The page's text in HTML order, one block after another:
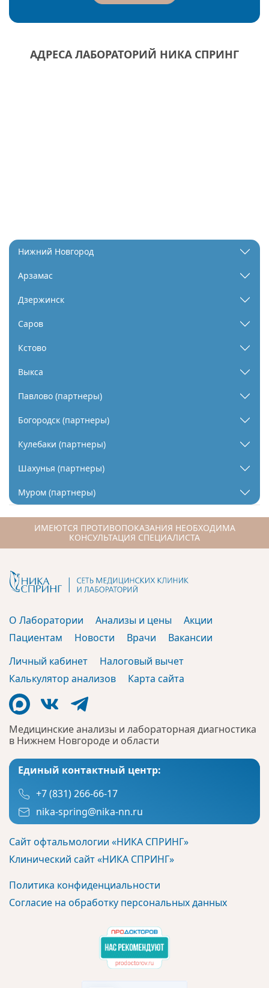
АДРЕСА ЛАБОРАТОРИЙ НИКА СПРИНГ
Нижний Новгород
Арзамас
Дзержинск
Саров
Кстово
Выкса
Павлово (партнеры)
Богородск (партнеры)
Кулебаки (партнеры)
Шахунья (партнеры)
Муром (партнеры)
ИМЕЮТСЯ ПРОТИВОПОКАЗАНИЯ НЕОБХОДИМА
КОНСУЛЬТАЦИЯ СПЕЦИАЛИСТА
Медицинские анализы и лабораторная диагностика
в Нижнем Новгороде и области
Единый контактный центр:
+7 (831) 266-66-17
nika-spring@nika-nn.ru
Сайт офтальмологии «НИКА СПРИНГ»
Клинический сайт «НИКА СПРИНГ»
Политика конфиденциальности
Согласие на обработку персональных данных
О Лаборатории Анализы и цены
Акции
Пациентам
Новости Врачи
Вакансии
Личный кабинет
Налоговый вычет
Калькулятор анализов
Карта сайта